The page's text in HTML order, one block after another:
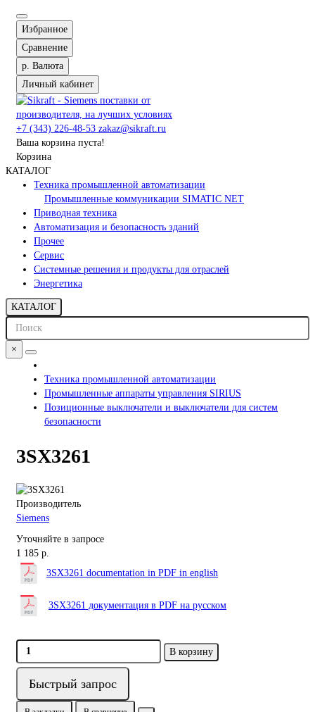
Избранное
Сравнение
р. Валюта
Личный кабинет
+7 (343) 226-48-53 zakaz@sikraft.ru
Ваша корзина пуста!
Корзина
КАТАЛОГ
Техника промышленной автоматизации
Промышленные коммуникации SIMATIC NET
Приводная техника
Автоматизация и безопасность зданий
Прочее
Сервис
Системные решения и продукты для отраслей
Энергетика
КАТАЛОГ
×
Техника промышленной автоматизации
Промышленные аппараты управления SIRIUS
Позиционные выключатели и выключатели для систем
безопасности
3SX3261
Производитель
Siemens
Уточняйте в запросе
1 185 р.
3SX3261 documentation in PDF in english
3SX3261 документация в PDF на русском
В корзину
Быстрый запрос